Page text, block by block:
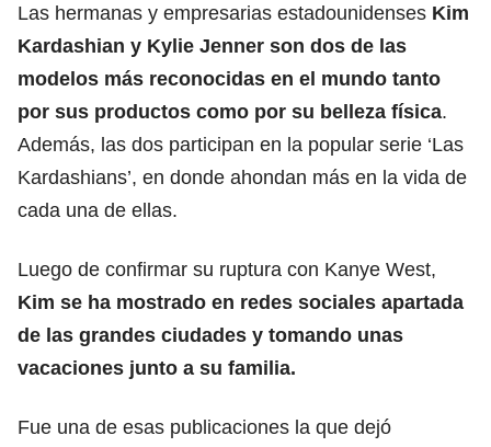
Las hermanas y empresarias estadounidenses Kim
Kardashian y Kylie Jenner son dos de las
modelos más reconocidas en el mundo tanto
por sus productos como por su belleza física.
Además, las dos participan en la popular serie ‘Las
Kardashians’, en donde ahondan más en la vida de
cada una de ellas.
Luego de confirmar su ruptura con Kanye West,
Kim se ha mostrado en redes sociales apartada
de las grandes ciudades y tomando unas
vacaciones junto a su familia.
Fue una de esas publicaciones la que dejó